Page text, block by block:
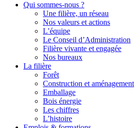
Qui sommes-nous ?
Une filière, un réseau
Nos valeurs et actions
L’équipe
Le Conseil d’Administration
Filière vivante et engagée
Nos bureaux
La filière
Forêt
Construction et aménagement
Emballage
Bois énergie
Les chiffres
L’histoire